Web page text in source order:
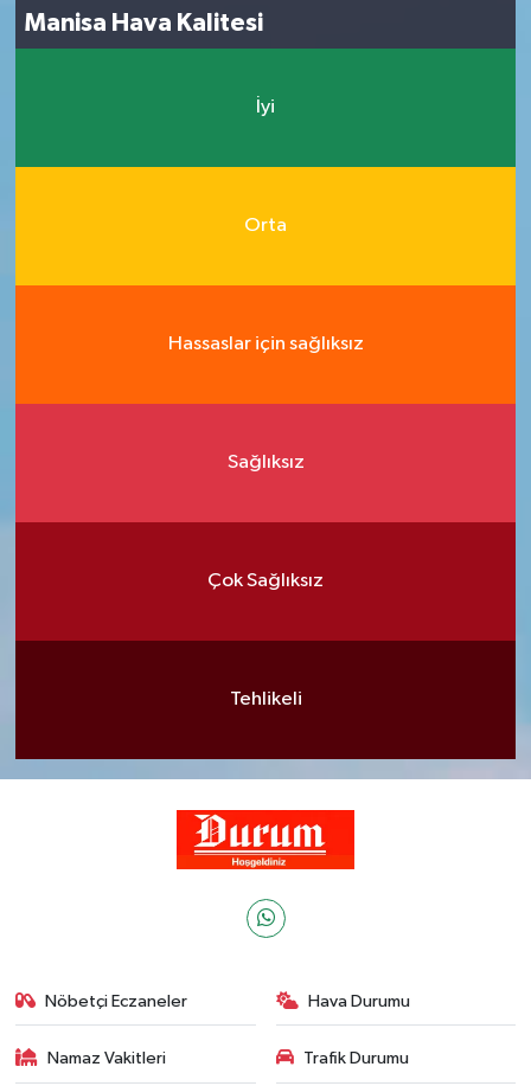
Manisa Hava Kalitesi
İyi
Orta
Hassaslar için sağlıksız
Sağlıksız
Çok Sağlıksız
Tehlikeli
Nöbetçi Eczaneler Hava Durumu
Namaz Vakitleri Trafik Durumu